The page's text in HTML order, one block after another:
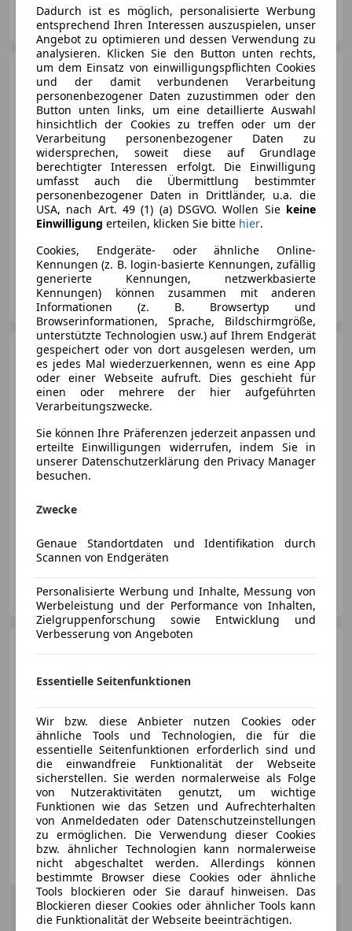
Auto Aigner GmbH
AT-3264 Gresten
Ford BroncoOuter Banks
2,3 Ecoboost
€ 72 000
02/2022 9 300 km Benzin 202 kW (275 PS)
Autohaus Strauss GmbH
AT-7535 St. Michael im Burgenland
Ford BroncoBadlands
Ecoboost V6 Aut.
€ 88 900
06/2024 8 200 km Benzin 246 kW (334 PS)
AT-3470 Kirchberg am Wagram
09/2024 41 222 km Benzin 246 kW (334 PS)
Huber KFZ GmbH - Kapfenberg
AT-8605 Kapfenberg
5Angebotefür Ford Bronco
Dadurch ist es möglich, personalisierte Werbung
entsprechend Ihren Interessen auszuspielen, unser
Angebot zu optimieren und dessen Verwendung zu
analysieren. Klicken Sie den Button unten rechts,
um dem Einsatz von einwilligungspflichten Cookies
und der damit verbundenen Verarbeitung
personenbezogener Daten zuzustimmen oder den
Button unten links, um eine detaillierte Auswahl
hinsichtlich der Cookies zu treffen oder um der
Verarbeitung personenbezogener Daten zu
widersprechen, soweit diese auf Grundlage
berechtigter Interessen erfolgt. Die Einwilligung
umfasst auch die Übermittlung bestimmter
personenbezogener Daten in Drittländer, u.a. die
USA, nach Art. 49 (1) (a) DSGVO. Wollen Sie keine
Einwilligung erteilen, klicken Sie bitte hier.
Cookies, Endgeräte- oder ähnliche Online-
Kennungen (z. B. login-basierte Kennungen, zufällig
generierte Kennungen, netzwerkbasierte
Kennungen) können zusammen mit anderen
Informationen (z. B. Browsertyp und
Browserinformationen, Sprache, Bildschirmgröße,
unterstützte Technologien usw.) auf Ihrem Endgerät
gespeichert oder von dort ausgelesen werden, um
es jedes Mal wiederzuerkennen, wenn es eine App
oder einer Webseite aufruft. Dies geschieht für
einen oder mehrere der hier aufgeführten
Verarbeitungszwecke.
Sie können Ihre Präferenzen jederzeit anpassen und
erteilte Einwilligungen widerrufen, indem Sie in
unserer Datenschutzerklärung den Privacy Manager
besuchen.
Zwecke
Genaue Standortdaten und Identifikation durch
Scannen von Endgeräten
Personalisierte Werbung und Inhalte, Messung von
Werbeleistung und der Performance von Inhalten,
Zielgruppenforschung sowie Entwicklung und
Verbesserung von Angeboten
Essentielle Seitenfunktionen
Wir bzw. diese Anbieter nutzen Cookies oder
ähnliche Tools und Technologien, die für die
essentielle Seitenfunktionen erforderlich sind und
die einwandfreie Funktionalität der Webseite
sicherstellen. Sie werden normalerweise als Folge
von Nutzeraktivitäten genutzt, um wichtige
Funktionen wie das Setzen und Aufrechterhalten
von Anmeldedaten oder Datenschutzeinstellungen
zu ermöglichen. Die Verwendung dieser Cookies
bzw. ähnlicher Technologien kann normalerweise
nicht abgeschaltet werden. Allerdings können
bestimmte Browser diese Cookies oder ähnliche
Tools blockieren oder Sie darauf hinweisen. Das
Blockieren dieser Cookies oder ähnlicher Tools kann
die Funktionalität der Webseite beeinträchtigen.